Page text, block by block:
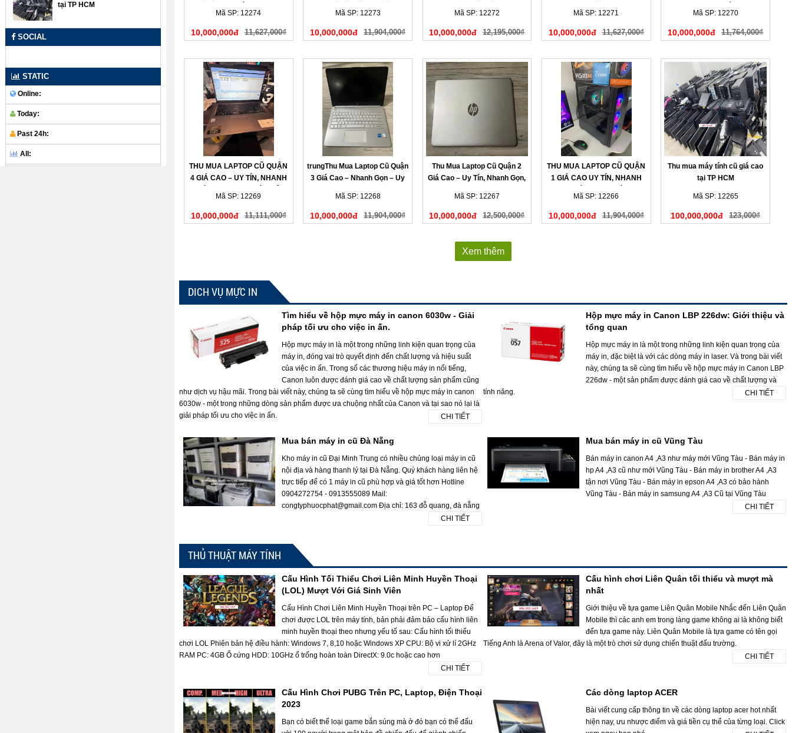
Mã SP: 12274
10,000,000đ 11,627,000₫
Mã SP: 12273
10,000,000đ 11,904,000₫
Mã SP: 12272
10,000,000đ 12,195,000₫
Mã SP: 12271
10,000,000đ 11,627,000₫
Mã SP: 12270
10,000,000đ 11,764,000₫
THU MUA LAPTOP CŨ QUẬN
4 GIÁ CAO – UY TÍN, NHANH
TAY
Mã SP: 12269
10,000,000đ 11,111,000₫
trungThu Mua Laptop Cũ Quận
3 Giá Cao – Nhanh Gọn – Uy
Mã SP: 12268
10,000,000đ 11,904,000₫
Thu Mua Laptop Cũ Quận 2
Giá Cao – Uy Tín, Nhanh Gọn,
Mã SP: 12267
10,000,000đ 12,500,000₫
THU MUA LAPTOP CŨ QUẬN
1 GIÁ CAO UY TÍN, NHANH
Mã SP: 12266
10,000,000đ 11,904,000₫
Thu mua máy tính cũ giá cao
tại TP HCM
Mã SP: 12265
100,000,000đ 123,000₫
Xem thêm
DICH VỤ MỰC IN
Tìm hiểu về hộp mực máy in canon 6030w - Giải
pháp tối ưu cho việc in ấn.
Hộp mực máy in là một trong những linh kiện quan trọng của
máy in, đóng vai trò quyết định đến chất lượng và hiệu suất
của việc in ấn. Trong số các thương hiệu máy in nổi tiếng,
Canon luôn được đánh giá cao về chất lượng sản phẩm cũng
như dịch vụ hậu mãi. Trong bài viết này, chúng ta sẽ cùng tìm hiểu về hộp mực máy in canon
6030w - một trong những dòng sản phẩm được ưa chuộng nhất của Canon và tại sao nó lại là
giải pháp tối ưu cho việc in ấn.
CHI TIẾT
Hộp mực máy in Canon LBP 226dw: Giới thiệu và
tổng quan
Hộp mực máy in là một trong những linh kiện quan trọng của
máy in, đặc biệt là với các dòng máy in laser. Và trong bài viết
này, chúng ta sẽ cùng tìm hiểu về hộp mực máy in Canon LBP
226dw - một sản phẩm được đánh giá cao về chất lượng và
tính năng.
CHI TIẾT
Mua bán máy in cũ Đà Nẵng
Kho máy in cũ Đại Minh Trung có nhiều chủng loại máy in cũ
nội địa và hàng thanh lý tại Đà Nẵng. Quý khách hàng liên hệ
trực tiếp để có 1 máy in cũ phù hợp và giá tốt hơn Hotline
0904272754 - 0913555089 Mail:
congtyphuocphat@gmail.com Địa chỉ: 163 đỗ quang, đà nẵng
CHI TIẾT
Mua bán máy in cũ Vũng Tàu
Bán máy in canon A4 ,A3 như máy mới Vũng Tàu - Bán máy in
hp A4 ,A3 cũ như mới Vũng Tàu - Bán máy in brother A4 ,A3
tận nơi Vũng Tàu - Bán máy in epson A4 ,A3 có bảo hành
Vũng Tàu - Bán máy in samsung A4 ,A3 Cũ tại Vũng Tàu
CHI TIẾT
THỦ THUẬT MÁY TÍNH
Cấu Hình Tối Thiểu Chơi Liên Minh Huyền Thoại
(LOL) Mượt Với Giá Sinh Viên
Cấu Hình Chơi Liên Minh Huyền Thoại trên PC – Laptop Để
chơi được LOL trên máy tính, bản phải đảm bảo cấu hình liên
minh huyền thoại theo nhưng yếu tố sau: Cấu hình tối thiểu
chơi LOL Phiên bản hệ điều hành: Windows 7, 8,10 hoặc Windows XP CPU: Bộ vi xử lí 2GHz
RAM PC: 4GB Ổ cứng HDD: 10GHz ổ trống hoàn toàn DirectX: 9.0c hoặc cao hơn
CHI TIẾT
Cấu hình chơi Liên Quân tối thiểu và mượt mà
nhất
Giới thiệu về tựa game Liên Quân Mobile Nhắc đến Liên Quân
Mobile thì các anh em trong làng game không ai là không biết
đến tựa game này. Liên Quân Mobile là tựa game có tên gọi
Tiếng Anh là Arena of Valor, đây là một trò chơi sử dụng chiến thuật đấu trường.
CHI TIẾT
Cấu Hình Chơi PUBG Trên PC, Laptop, Điện Thoại
2023
Bạn có biết thể loại game bắn súng mà ở đó bạn có thể đấu
Các dòng laptop ACER
Bài viết cung cấp thông tin về các dòng laptop acer hot nhất
hiện nay, ưu nhược điểm và giá tiền cụ thể của từng loại. Click
tại TP HCM
SOCIAL
STATIC
Online:
Today:
Past 24h:
All: